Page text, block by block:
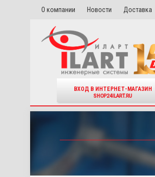
О компании Новости Доставка
ВХОД В ИНТЕРНЕТ-МАГАЗИН
SHOP24ILART.RU